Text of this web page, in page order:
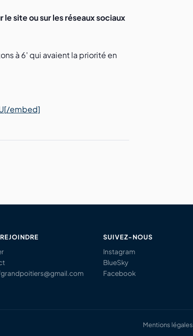
site ou sur les réseaux sociaux
à 6' qui avaient la priorité en
embed]
SUIVEZ-NOUS
Instagram
BlueSky
Facebook
Mentions légales